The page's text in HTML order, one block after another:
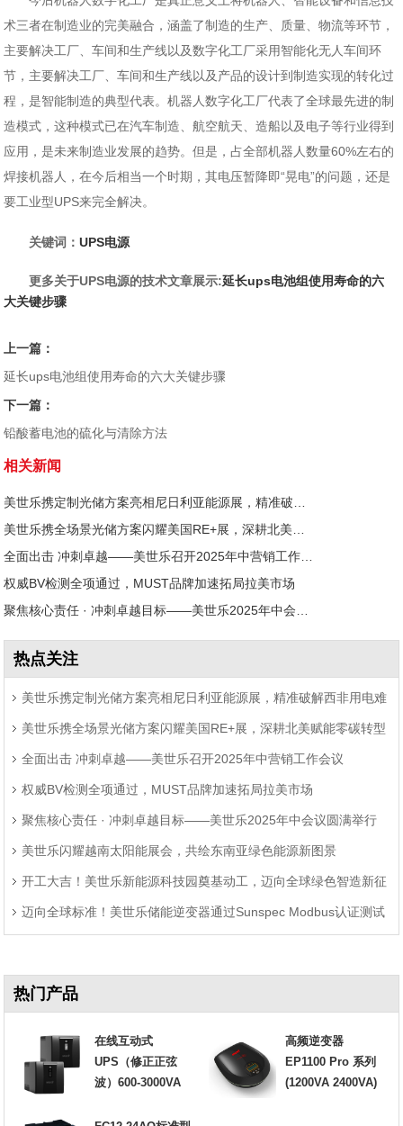
术三者在制造业的完美融合，涵盖了制造的生产、质量、物流等环节，
主要解决工厂、车间和生产线以及数字化工厂采用智能化无人车间环
节，主要解决工厂、车间和生产线以及产品的设计到制造实现的转化过
程，是智能制造的典型代表。机器人数字化工厂代表了全球最先进的制
造模式，这种模式已在汽车制造、航空航天、造船以及电子等行业得到
应用，是未来制造业发展的趋势。但是，占全部机器人数量60%左右的
焊接机器人，在今后相当一个时期，其电压暂降即“晃电”的问题，还是
要工业型UPS来完全解决。
关键词：UPS电源
更多关于UPS电源的技术文章展示:延长ups电池组使用寿命的六
大关键步骤
上一篇：
延长ups电池组使用寿命的六大关键步骤
下一篇：
铅酸蓄电池的硫化与清除方法
相关新闻
美世乐携定制光储方案亮相尼日利亚能源展，精准破解西非用电难题
美世乐携全场景光储方案闪耀美国RE+展，深耕北美赋能零碳转型
全面出击 冲刺卓越——美世乐召开2025年中营销工作会议
权威BV检测全项通过，MUST品牌加速拓局拉美市场
聚焦核心责任 · 冲刺卓越目标——美世乐2025年中会议圆满举行
热点关注
美世乐携定制光储方案亮相尼日利亚能源展，精准破解西非用电难
题 美世乐携全场景光储方案闪耀美国RE+展，深耕北美赋能零碳转型
全面出击 冲刺卓越——美世乐召开2025年中营销工作会议
权威BV检测全项通过，MUST品牌加速拓局拉美市场
聚焦核心责任 · 冲刺卓越目标——美世乐2025年中会议圆满举行
美世乐闪耀越南太阳能展会，共绘东南亚绿色能源新图景
开工大吉！美世乐新能源科技园奠基动工，迈向全球绿色智造新征
程 迈向全球标准！美世乐储能逆变器通过Sunspec Modbus认证测试
热门产品
在线互动式
UPS（修正正弦
波）600-3000VA
高频逆变器
EP1100 Pro 系列
(1200VA 2400VA)